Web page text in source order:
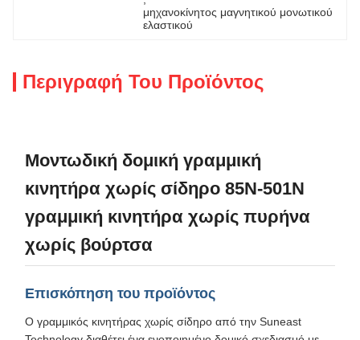
μηχανοκίνητος μαγνητικού μονωτικού
ελαστικού
Περιγραφή Του Προϊόντος
Μοντωδική δομική γραμμική
κινητήρα χωρίς σίδηρο 85N-501N
γραμμική κινητήρα χωρίς πυρήνα
χωρίς βούρτσα
Επισκόπηση του προϊόντος
Ο γραμμικός κινητήρας χωρίς σίδηρο από την Suneast